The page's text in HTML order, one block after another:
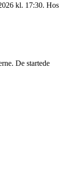
kl. 17:30. Hos
De startede